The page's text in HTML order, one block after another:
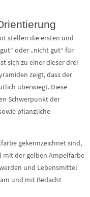
stellen die ersten und
oder „nicht gut“ für
sich zu einer dieser drei
zeigt, dass der
überwiegt. Diese
Schwerpunkt der
pflanzliche
gekennzeichnet sind,
der gelben Ampelfarbe
und Lebensmittel
und mit Bedacht